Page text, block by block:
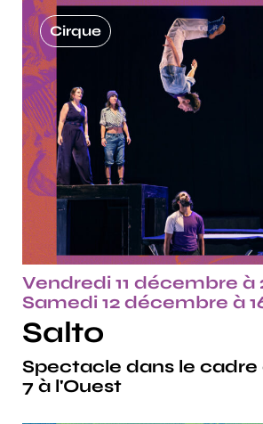
Cirque
Vendredi 11 décembre à
Samedi 12 décembre à
Salto
Spectacle dans le cadre
7 à l'Ouest